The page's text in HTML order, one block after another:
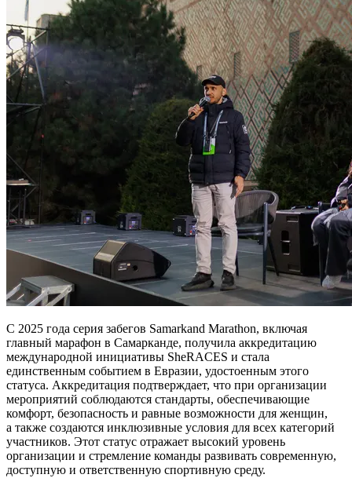
С 2025 года серия забегов Samarkand Marathon, включая
главный марафон в Самарканде, получила аккредитацию
международной инициативы SheRACES и стала
единственным событием в Евразии, удостоенным этого
статуса. Аккредитация подтверждает, что при организации
мероприятий соблюдаются стандарты, обеспечивающие
комфорт, безопасность и равные возможности для женщин,
а также создаются инклюзивные условия для всех категорий
участников. Этот статус отражает высокий уровень
организации и стремление команды развивать современную,
доступную и ответственную спортивную среду.